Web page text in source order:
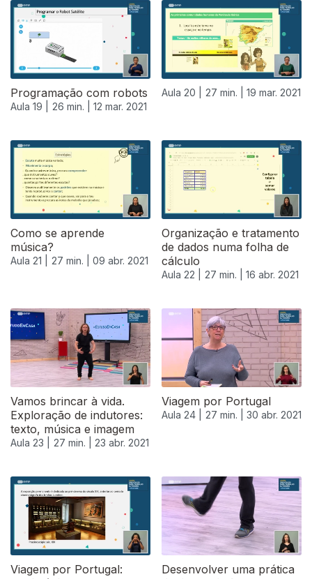
Programação com robots
Aula 19 | 26 min. | 12 mar. 2021
Aula 20 | 27 min. | 19 mar. 2021
Como se aprende
música?
Aula 21 | 27 min. | 09 abr. 2021
Organização e tratamento
de dados numa folha de
cálculo
Aula 22 | 27 min. | 16 abr. 2021
Vamos brincar à vida.
Exploração de indutores:
texto, música e imagem
Aula 23 | 27 min. | 23 abr. 2021
Viagem por Portugal
Aula 24 | 27 min. | 30 abr. 2021
540634
Viagem por Portugal:
Desenvolver uma prática